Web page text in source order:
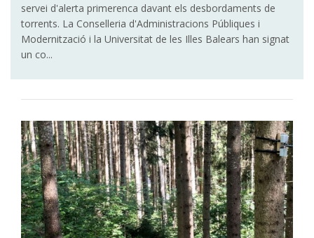
servei d'alerta primerenca davant els desbordaments de
torrents. La Conselleria d'Administracions Públiques i
Modernització i la Universitat de les Illes Balears han signat
un co...